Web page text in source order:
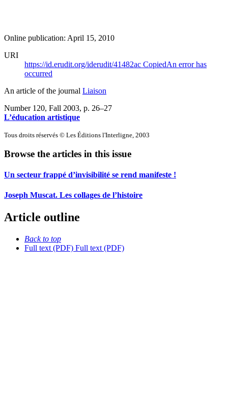
Online publication: April 15, 2010
URI
https://id.erudit.org/iderudit/41482ac CopiedAn error has
occurred
An article of the journal Liaison
Number 120, Fall 2003, p. 26–27
L’éducation artistique
Tous droits réservés © Les Éditions l'Interligne, 2003
Browse the articles in this issue
Un secteur frappé d’invisibilité se rend manifeste !
Joseph Muscat. Les collages de l’histoire
Article outline
Back to top
Full text (PDF) Full text (PDF)